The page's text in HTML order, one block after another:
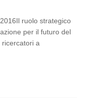
ruolo strategico
per il futuro del
a